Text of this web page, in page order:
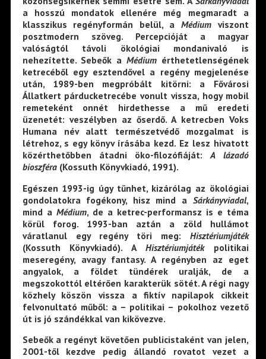
a hosszú mondatok ellenére még megmaradt a
klasszikus regényformán belül, aMédium viszont
posztmodern szöveg. Percepcióját a magyar
valóságtól távoli ökológiai mondanivaló is
nehezítette. Sebeők a Médiumérthetetlenségének
ketrecéből egy esztendővel a regény megjelenése
után, 1989-ben megpróbált kitörni: a Fővárosi
Állatkert párducketrecébe vonult vissza, hogy mobil
remeteként onnét hirdethesse a mű eredeti
üzenetét: veszélyben az őserdő. A ketrecben Voks
Humana név alatt természetvédő mozgalmat is
létrehoz, s egy könyv írásába kezd. Ez lesz hivatott
közérthetőbben átadni öko-filozófiáját:A lázadó
bioszféra(Kossuth Könyvkiadó, 1991).
Egészen 1993-ig úgy tűnhet, kizárólag az ökológiai
gondolatokra fogékony, hisz mind a Sárkányviadal,
mind a Médium, de a ketrec-performansz is e téma
körül forog. 1993-ban aztán a zöld hullámot
váratlanul egy regény töri meg: Hisztériumjáték
(Kossuth Könyvkiadó). A Hisztériumjátékpolitikai
meseregény, avagy fantasy. A regényben az eget
angyalok, a földet tündérek uralják, de a
megszokottól eltérően karakterük sötét. A régi nagy
közhely köszön vissza a fiktív napilapok cikkeit
felvonultató műből: a – politikai – pokolhoz vezető
út is jó szándékkal van kikövezve.
Sebeők a regényt követően publicistaként van jelen,
2001-től kezdve pedig állandó rovatot vezet a